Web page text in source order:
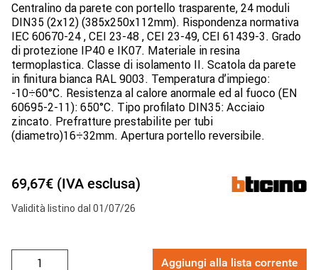
Centralino da parete con portello trasparente, 24 moduli
DIN35 (2x12) (385x250x112mm). Rispondenza normativa
IEC 60670-24 , CEI 23-48 , CEI 23-49, CEI 61439-3. Grado
di protezione IP40 e IK07. Materiale in resina
termoplastica. Classe di isolamento II. Scatola da parete
in finitura bianca RAL 9003. Temperatura d’impiego:
-10÷60°C. Resistenza al calore anormale ed al fuoco (EN
60695-2-11): 650°C. Tipo profilato DIN35: Acciaio
zincato. Prefratture prestabilite per tubi
(diametro)16÷32mm. Apertura portello reversibile.
69,67€ (IVA esclusa)
Validità listino dal 01/07/26
Aggiungi alla lista corrente